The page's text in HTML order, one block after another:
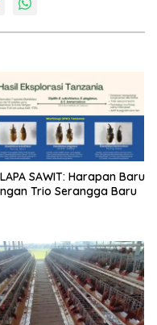
SAWIT: Harapan Baru
Trio Serangga Baru